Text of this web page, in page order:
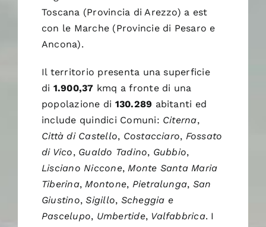
Toscana (Provincia di Arezzo) a est
con le Marche (Provincie di Pesaro e
Ancona).
Il territorio presenta una superficie
di 1.900,37 kmq a fronte di una
popolazione di 130.289 abitanti ed
include quindici Comuni: Citerna,
Città di Castello, Costacciaro, Fossato
di Vico, Gualdo Tadino, Gubbio,
Lisciano Niccone,Monte Santa Maria
Tiberina,Montone, Pietralunga, San
Giustino,Sigillo, Scheggia e
Pascelupo, Umbertide, Valfabbrica. I